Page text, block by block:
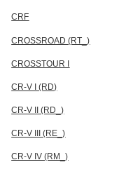
CRF
CROSSROAD (RT_)
CROSSTOUR I
CR-V I (RD)
CR-V II (RD_)
CR-V III (RE_)
CR-V IV (RM_)